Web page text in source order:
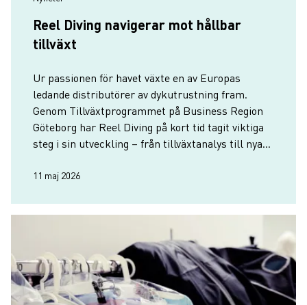
Reel Diving navigerar mot hållbar
tillväxt
Ur passionen för havet växte en av Europas
ledande distributörer av dykutrustning fram.
Genom Tillväxtprogrammet på Business Region
Göteborg har Reel Diving på kort tid tagit viktiga
steg i sin utveckling – från tillväxtanalys till nya
framåt.
11 maj 2026